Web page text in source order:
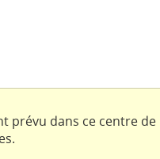
prévu dans ce centre de